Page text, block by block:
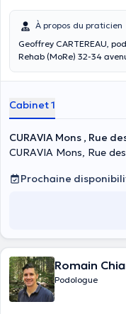
À propos du praticien
Geoffrey CARTEREAU,
Rehab (MoRe) 32-34 avenue de tervuren
Cabinet 1
CURAVIA Mons , Rue
CURAVIA Mons, Rue
Prochaine
Romain
Podologue